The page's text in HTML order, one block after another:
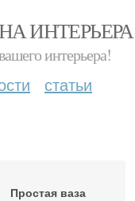
ИНТЕРЬЕРА
интерьера!
статьи
Простая ваза